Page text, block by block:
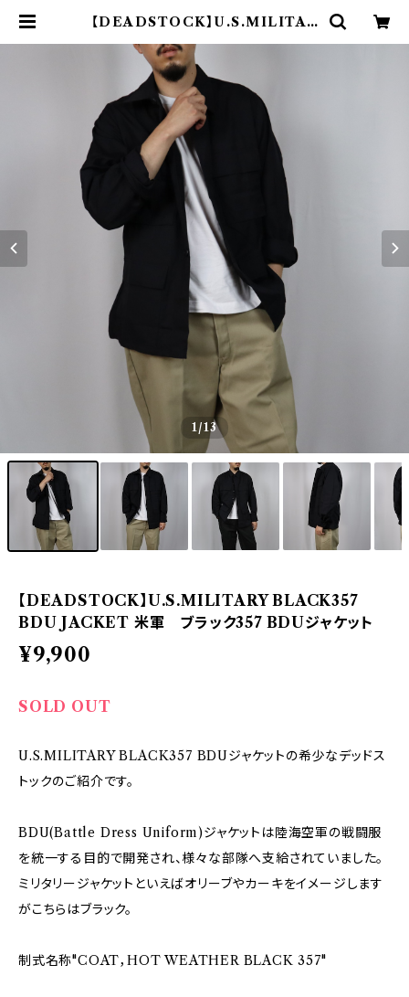
【DEADSTOCK】U.S.MILITAR
軍 ブラック357 BDUジャケット |
CADAL8
1/13
【DEADSTOCK】U.S.MILITARY BLACK357
BDU JACKET 米軍 ブラック357 BDUジャケット
¥9,900
SOLD OUT
U.S.MILITARY BLACK357 BDUジャケットの希少なデッドス
トックのご紹介です。
BDU(Battle Dress Uniform)ジャケットは陸海空軍の戦闘服
を統一する目的で開発され、様々な部隊へ支給されていました。
ミリタリージャケットといえばオリーブやカーキをイメージします
がこちらはブラック。
制式名称"COAT，HOT WEATHER BLACK 357"